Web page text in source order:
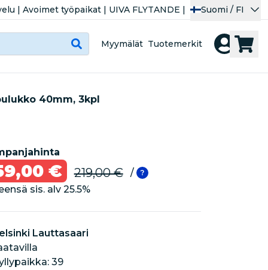
| Avoimet työpaikat | UIVA FLYTANDE | Suomi / FI
Myymälät Tuotemerkit
40mm, 3kpl
€ 219,00 €
/
sis. alv 25.5%
Lauttasaari
39